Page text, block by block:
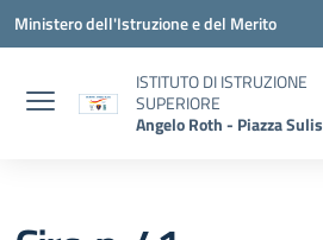
Vai ai contenuti
Vai al menu di navigazione
Vai al footer
Ministero dell'Istruzione e del Merito
ISTITUTO DI ISTRUZIONE
SUPERIORE
Angelo Roth - Piazza Sulis